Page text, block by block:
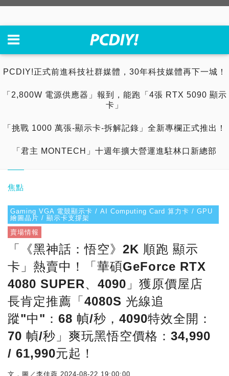
PCDIY!正式前進科技社群媒體，30年科技媒體再下一城！
「2,800W 電源供應器」報到，能跑「4張 RTX 5090 顯示
卡」
「挑戰 1000 萬張-顯示卡-拆解記錄」全新專欄正式推出！
「君主 MONTECH」十週年擴大營運進駐林口新總部
焦點
Gaming VGA 電競顯示卡 / AI Computing Card 算力卡 / GPU
繪圖晶片 / 顯示卡支撐架
賣場情報
「《黑神話：悟空》2K 順跑 顯示
卡」熱賣中！「華碩GeForce RTX
4080 SUPER、4090」獲原價屋店
長肯定推薦「4080S 光線追
蹤"中"：68 幀/秒，4090特效全開：
70 幀/秒」爽玩黑悟空價格：34,990
/ 61,990元起！
文．圖／李佳蓉 2024-08-22 19:00:00